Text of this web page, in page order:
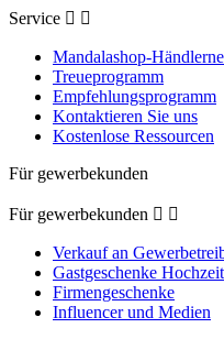
Service  
Mandalashop-
Treueprogramm
Empfehlungsprogramm
Kontaktieren Sie uns
Kostenlose Ressourcen
Für gewerbekunden
Für gewerbekunden  
Verkauf an
Gastgeschenke Hochzeit
Firmengeschenke
Influencer und Medien